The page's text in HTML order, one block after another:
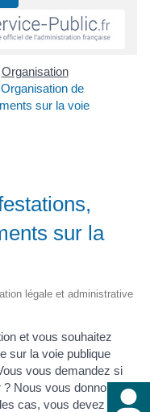
Organisation
Organisation de
sur la voie
sur la
légale et administrative
et vous souhaitez
sur la voie publique
vous demandez si
Nous vous donnons
cas, vous devez